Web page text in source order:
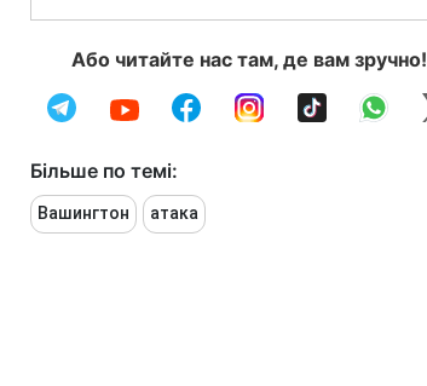
Або читайте нас там, де вам зручно!
Більше по темі:
Вашингтон атака